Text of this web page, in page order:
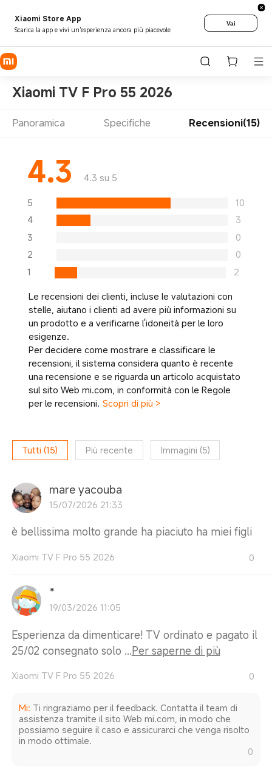
Xiaomi Store App
Scarica la app e vivi un'esperienza ancora più piacevole
Vai
Xiaomi TV F Pro 55 2026
Panoramica Specifiche Recensioni(15)
4.3 4.3 su 5
5
10
4
3
3
0
2
0
1
2
Le recensioni dei clienti, incluse le valutazioni con
stelle, aiutano i clienti ad avere più informazioni su
un prodotto e a verificarne l'idoneità per le loro
esigenze.
Per decidere come mostrare e classificare le
recensioni, il sistema considera quanto è recente
una recensione e se riguarda un articolo acquistato
sul sito Web mi.com, in conformità con le Regole
per le recensioni. Scopri di più >
Tutti (15) Più recente Immagini (5)
mare yacouba
15/07/2026 21:33
è bellissima molto grande ha piaciuto ha miei figli
Xiaomi TV F Pro 55 2026 0
*
19/03/2026 11:05
Esperienza da dimenticare! TV ordinato e pagato il
25/02 consegnato solo ...Per saperne di più
Xiaomi TV F Pro 55 2026 0
Mi: Ti ringraziamo per il feedback. Contatta il team di
assistenza tramite il sito Web mi.com, in modo che
possiamo seguire il caso e assicurarci che venga risolto
in modo ottimale.
0